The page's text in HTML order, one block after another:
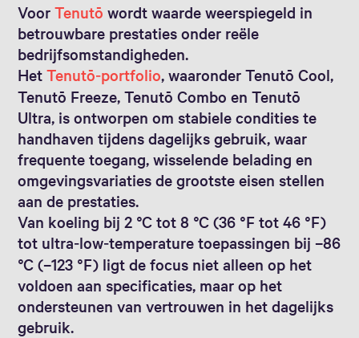
VoorTenutō wordt waarde weerspiegeld in
betrouwbare prestaties onder reële
bedrijfsomstandigheden.
HetTenutō‑portfolio, waaronder Tenutō Cool,
Tenutō Freeze, Tenutō Combo en Tenutō
Ultra, is ontworpen om stabiele condities te
handhaven tijdens dagelijks gebruik, waar
frequente toegang, wisselende belading en
omgevingsvariaties de grootste eisen stellen
aan de prestaties.
Van koeling bij 2 °C tot 8 °C (36 °F tot 46 °F)
tot ultra‑low‑temperature toepassingen bij –86
°C (–123 °F) ligt de focus niet alleen op het
voldoen aan specificaties, maar op het
ondersteunen van vertrouwen in het dagelijks
gebruik.